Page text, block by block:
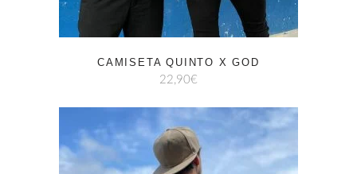
CAMISETA QUINTO X GOD
22,90€